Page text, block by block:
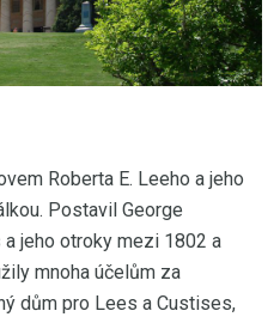
Roberta E. Leeho a jeho
Postavil George
jeho otroky mezi 1802 a
mnoha účelům za
dům pro Lees a Custises,